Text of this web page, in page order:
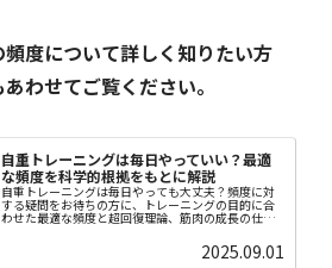
度について詳しく知りたい方
わせてご覧ください。
自重トレーニングは毎日やっていい？最適
な頻度を科学的根拠をもとに解説
自重トレーニングは毎日やっても大丈夫？頻度に対
する疑問をお待ちの方に、トレーニングの目的に合
わせた最適な頻度と超回復理論、筋肉の成長の仕
説。あなたに最適な筋トレの頻度がわかります。
2025.09.01